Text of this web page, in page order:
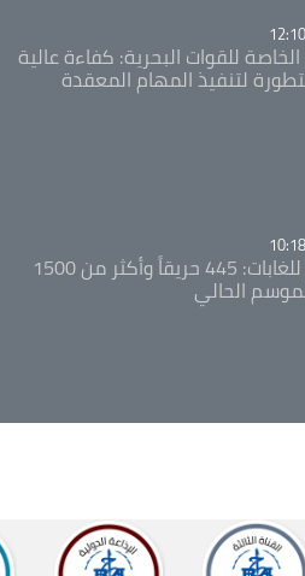
للقوات البحرية: كفاءة عالية
لتنفيذ المهام المعقدة
المدير العام للغابات: 445 حريقاً وأكثر من 1500
الحالي